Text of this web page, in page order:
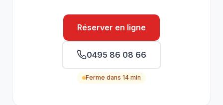
Réserver en ligne
0495 86 08 66
Ferme dans 14 min